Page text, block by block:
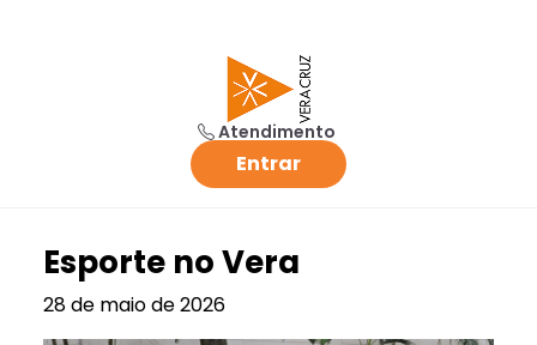
Atendimento
Entrar
Esporte no Vera
28 de maio de 2026